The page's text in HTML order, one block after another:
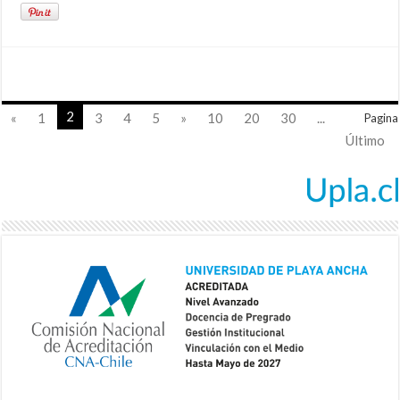
Pagina
« 1 2 3 4 5 » 10 20 30
...
Último